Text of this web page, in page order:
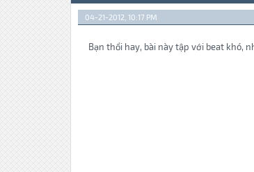
04-21-2012, 10:17 PM
Bạn thổi hay, bài này tập với beat khó,